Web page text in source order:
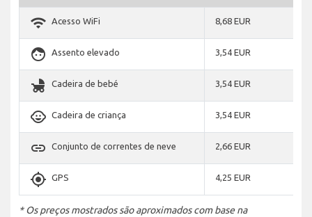
wifi Acesso WiFi 8,68 EUR
face Assento elevado 3,54 EUR
child_friendly Cadeira de bebé 3,54 EUR
child_care Cadeira de criança 3,54 EUR
link Conjunto de correntes de neve 2,66 EUR
gps_fixed GPS 4,25 EUR
* Os preços mostrados são aproximados com base na